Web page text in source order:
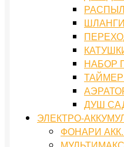
НАБОР
ДУШ
ЭЛЕКТРО-
ФОНАРИ АКК.